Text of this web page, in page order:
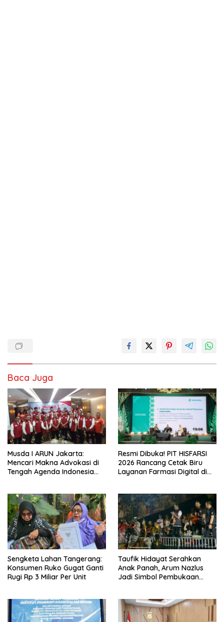
Baca Juga
Musda I ARUN Jakarta:
Mencari Makna Advokasi di
Tengah Agenda Indonesia
Resmi Dibuka! PIT HISFARSI
2026 Rancang Cetak Biru
Layanan Farmasi Digital di
Sengketa Lahan Tangerang:
Konsumen Ruko Gugat Ganti
Rugi Rp 3 Miliar Per Unit
Taufik Hidayat Serahkan
Anak Panah, Arum Nazlus
Jadi Simbol Pembukaan